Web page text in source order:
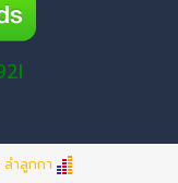
ลำลูกกา